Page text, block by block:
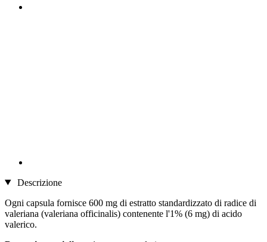
Descrizione
Ogni capsula fornisce 600 mg di estratto standardizzato di radice di
valeriana (valeriana officinalis) contenente l'1% (6 mg) di acido
valerico.